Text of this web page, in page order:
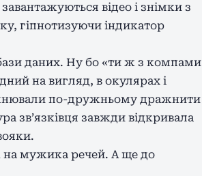
відео і знімки з
гіпнотизуючи індикатор
даних. Ну бо «ти ж з компами
на вигляд, в окулярах і
по-дружньому дражнити
звʼязківця завжди відкривала
на мужика речей. А ще до